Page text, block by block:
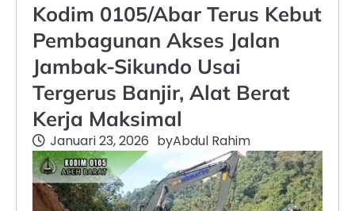
Kodim 0105/Abar Terus Kebut
Pembagunan Akses Jalan
Jambak-Sikundo Usai
Tergerus Banjir, Alat Berat
Kerja Maksimal
Januari 23, 2026 byAbdul Rahim